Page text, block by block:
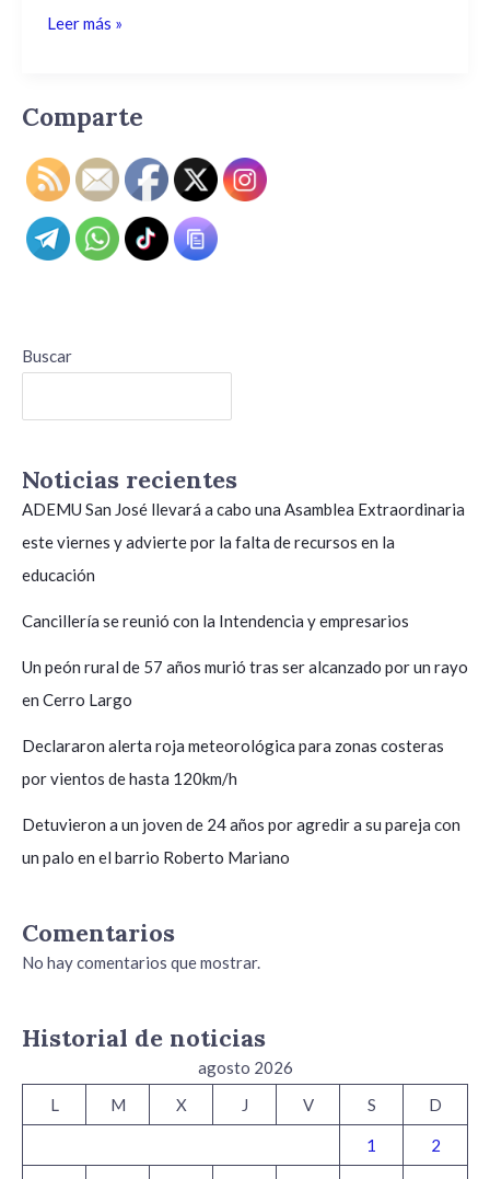
Uruguay
Leer más »
Comparte
Buscar
Noticias recientes
ADEMU San José llevará a cabo una Asamblea Extraordinaria
este viernes y advierte por la falta de recursos en la
educación
Cancillería se reunió con la Intendencia y empresarios
Un peón rural de 57 años murió tras ser alcanzado por un rayo
en Cerro Largo
Declararon alerta roja meteorológica para zonas costeras
por vientos de hasta 120km/h
Detuvieron a un joven de 24 años por agredir a su pareja con
un palo en el barrio Roberto Mariano
Comentarios
No hay comentarios que mostrar.
Historial de noticias
agosto 2026
L
M X J V S D
1 2